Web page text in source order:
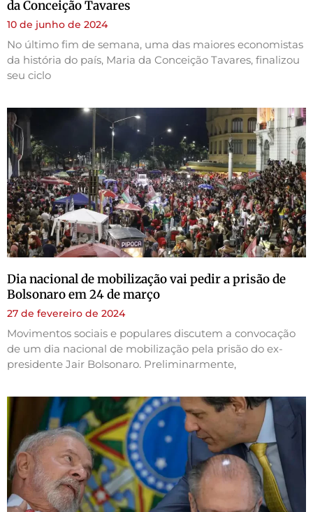
da Conceição Tavares
10 de junho de 2024
No último fim de semana, uma das maiores economistas
da história do país, Maria da Conceição Tavares, finalizou
seu ciclo
Dia nacional de mobilização vai pedir a prisão de
Bolsonaro em 24 de março
27 de fevereiro de 2024
Movimentos sociais e populares discutem a convocação
de um dia nacional de mobilização pela prisão do ex-
presidente Jair Bolsonaro. Preliminarmente,